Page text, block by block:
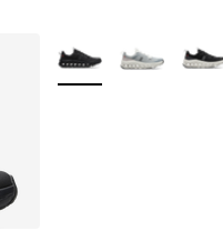
Meer kleuren